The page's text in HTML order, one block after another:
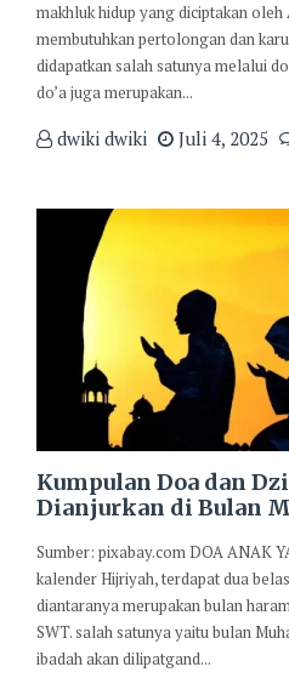
makhluk hidup yang diciptakan oleh
membutuhkan pertolongan dan
didapatkan salah satunya melalui
do’a juga merupakan...
dwiki dwiki Juli 4, 2025
Kumpulan Doa dan
Dianjurkan di Bulan
Sumber: pixabay.com DOA ANAK
kalender Hijriyah, terdapat dua
diantaranya merupakan bulan
SWT. salah satunya yaitu bulan
ibadah akan dilipatgand...